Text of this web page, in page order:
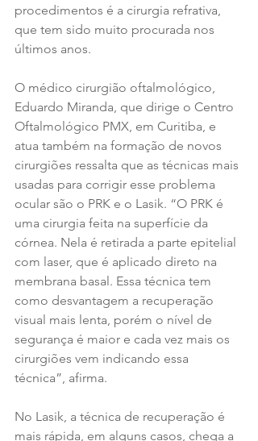
procedimentos é a cirurgia refrativa,
que tem sido muito procurada nos
últimos anos.
O médico cirurgião oftalmológico,
Eduardo Miranda, que dirige o Centro
Oftalmológico PMX, em Curitiba, e
atua também na formação de novos
cirurgiões ressalta que as técnicas mais
usadas para corrigir esse problema
ocular são o PRK e o Lasik. “O PRK é
uma cirurgia feita na superfície da
córnea. Nela é retirada a parte epitelial
com laser, que é aplicado direto na
membrana basal. Essa técnica tem
como desvantagem a recuperação
visual mais lenta, porém o nível de
segurança é maior e cada vez mais os
cirurgiões vem indicando essa
técnica”, afirma.
No Lasik, a técnica de recuperação é
mais rápida, em alguns casos, chega a